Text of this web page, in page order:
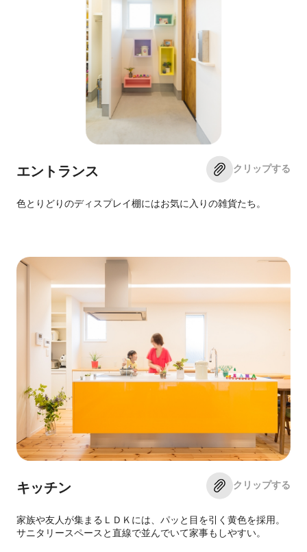
エントランス
色とりどりのディスプレイ棚にはお気に入りの雑貨たち。
クリップする
キッチン
家族や友人が集まるＬＤＫには、パッと目を引く黄色を採用。
サニタリースペースと直線で並んでいて家事もしやすい。
クリップする